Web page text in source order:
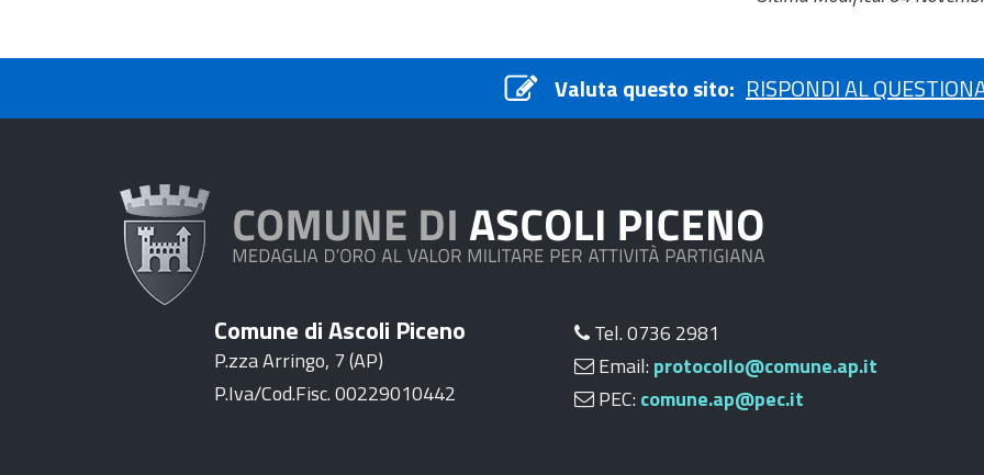
Valuta questo sito: RISPONDI AL
Comune di Ascoli Piceno
P.zza Arringo, 7 (AP)
P.Iva/Cod.Fisc. 00229010442
Tel. 0736 2981
Email: protocollo@comune.ap.it
PEC: comune.ap@pec.it